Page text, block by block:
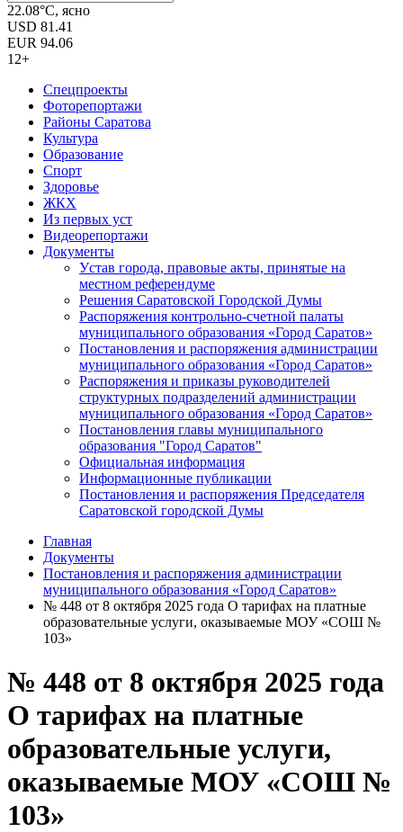
22.08°C, ясно
USD 81.41
EUR 94.06
12+
Спецпроекты
Фоторепортажи
Районы Саратова
Культура
Образование
Спорт
Здоровье
ЖКХ
Из пеpвых уст
Видеорепортажи
Документы
Уcтав города, правовые акты, принятые на
местном референдуме
Решения Саратовской Городской Думы
Распоряжения контрольно-счетной палаты
муниципального образования «Город Саратов»
Постановления и распоряжения администрации
муниципального образования «Город Саратов»
Распоряжения и приказы руководителей
структурных подразделений администрации
муниципального образования «Город Саратов»
Постановления главы муниципального
образования "Город Саратов"
Официальная информация
Информационные публикации
Постановления и распоряжения Председателя
Саратовской городской Думы
Главная
Документы
Постановления и распоряжения администрации
муниципального образования «Город Саратов»
№ 448 от 8 октября 2025 года О тарифах на платные
образовательные услуги, оказываемые МОУ «СОШ №
103»
№ 448 от 8 октября 2025 года
О тарифах на платные
образовательные услуги,
оказываемые МОУ «СОШ №
103»